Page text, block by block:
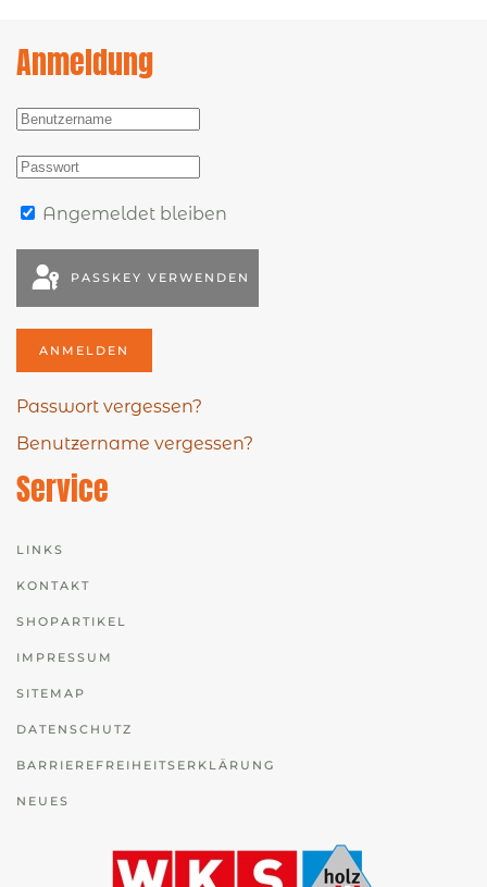
Anmeldung
Angemeldet bleiben
PASSKEY VERWENDEN
ANMELDEN
Passwort vergessen?
Benutzername vergessen?
Service
LINKS
KONTAKT
SHOPARTIKEL
IMPRESSUM
SITEMAP
DATENSCHUTZ
BARRIEREFREIHEITSERKLÄRUNG
NEUES